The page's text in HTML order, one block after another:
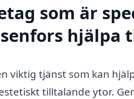
som är
hjälpa
viktig tjänst som kan
tilltalande ytor.